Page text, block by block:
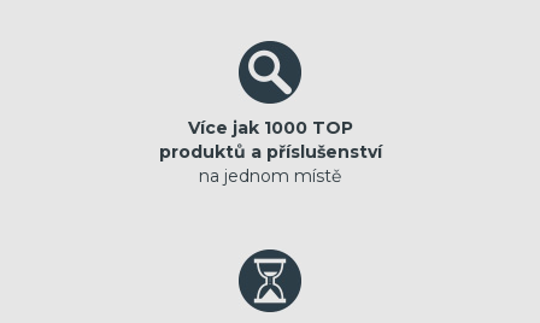
Více jak 1000 TOP
produktů a příslušenství
na jednom místě